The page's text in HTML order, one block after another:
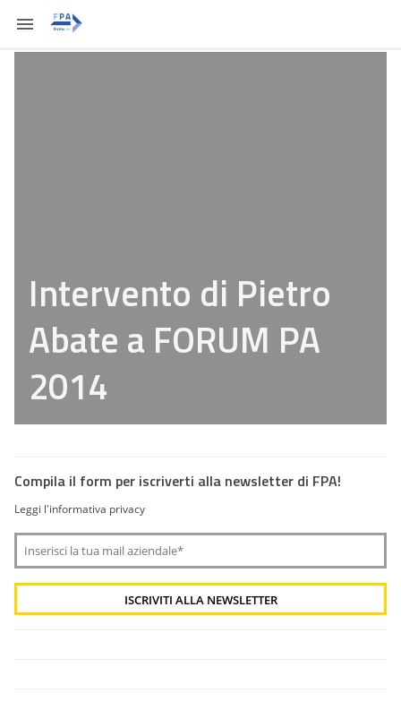
Intervento di Pietro
Abate a FORUM PA
2014
Compila il form per iscriverti alla newsletter di FPA!
Leggi l'informativa privacy